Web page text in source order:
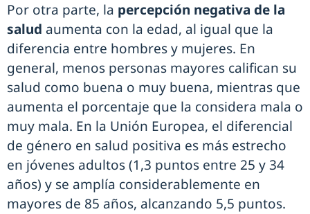
Por otra parte, la percepción negativa de la
salud aumenta con la edad, al igual que la
diferencia entre hombres y mujeres. En
general, menos personas mayores califican su
salud como buena o muy buena, mientras que
aumenta el porcentaje que la considera mala o
muy mala. En la Unión Europea, el diferencial
de género en salud positiva es más estrecho
en jóvenes adultos (1,3 puntos entre 25 y 34
años) y se amplía considerablemente en
mayores de 85 años, alcanzando 5,5 puntos.